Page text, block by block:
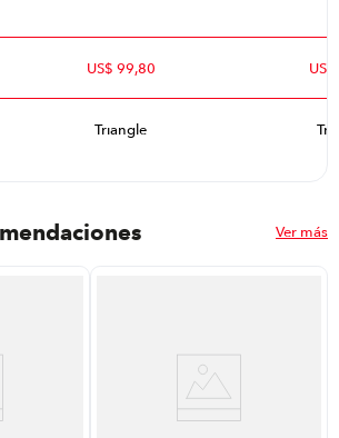
US$ 99,80
Triangle
Ver más